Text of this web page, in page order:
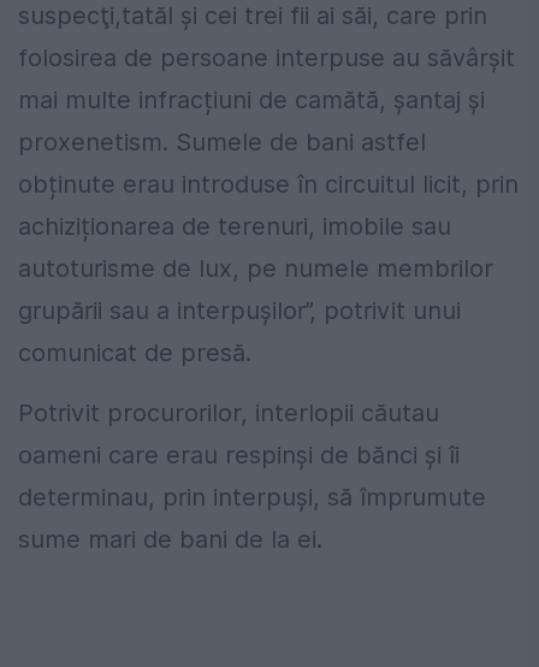
suspecţi,tatăl şi cei trei fii ai săi, care prin
folosirea de persoane interpuse au săvârşit
mai multe infracțiuni de camătă, șantaj și
proxenetism. Sumele de bani astfel
obținute erau introduse în circuitul licit, prin
achiziționarea de terenuri, imobile sau
autoturisme de lux, pe numele membrilor
grupării sau a interpușilor”, potrivit unui
comunicat de presă.
Potrivit procurorilor, interlopii căutau
oameni care erau respinşi de bănci şi îi
determinau, prin interpuşi, să împrumute
sume mari de bani de la ei.